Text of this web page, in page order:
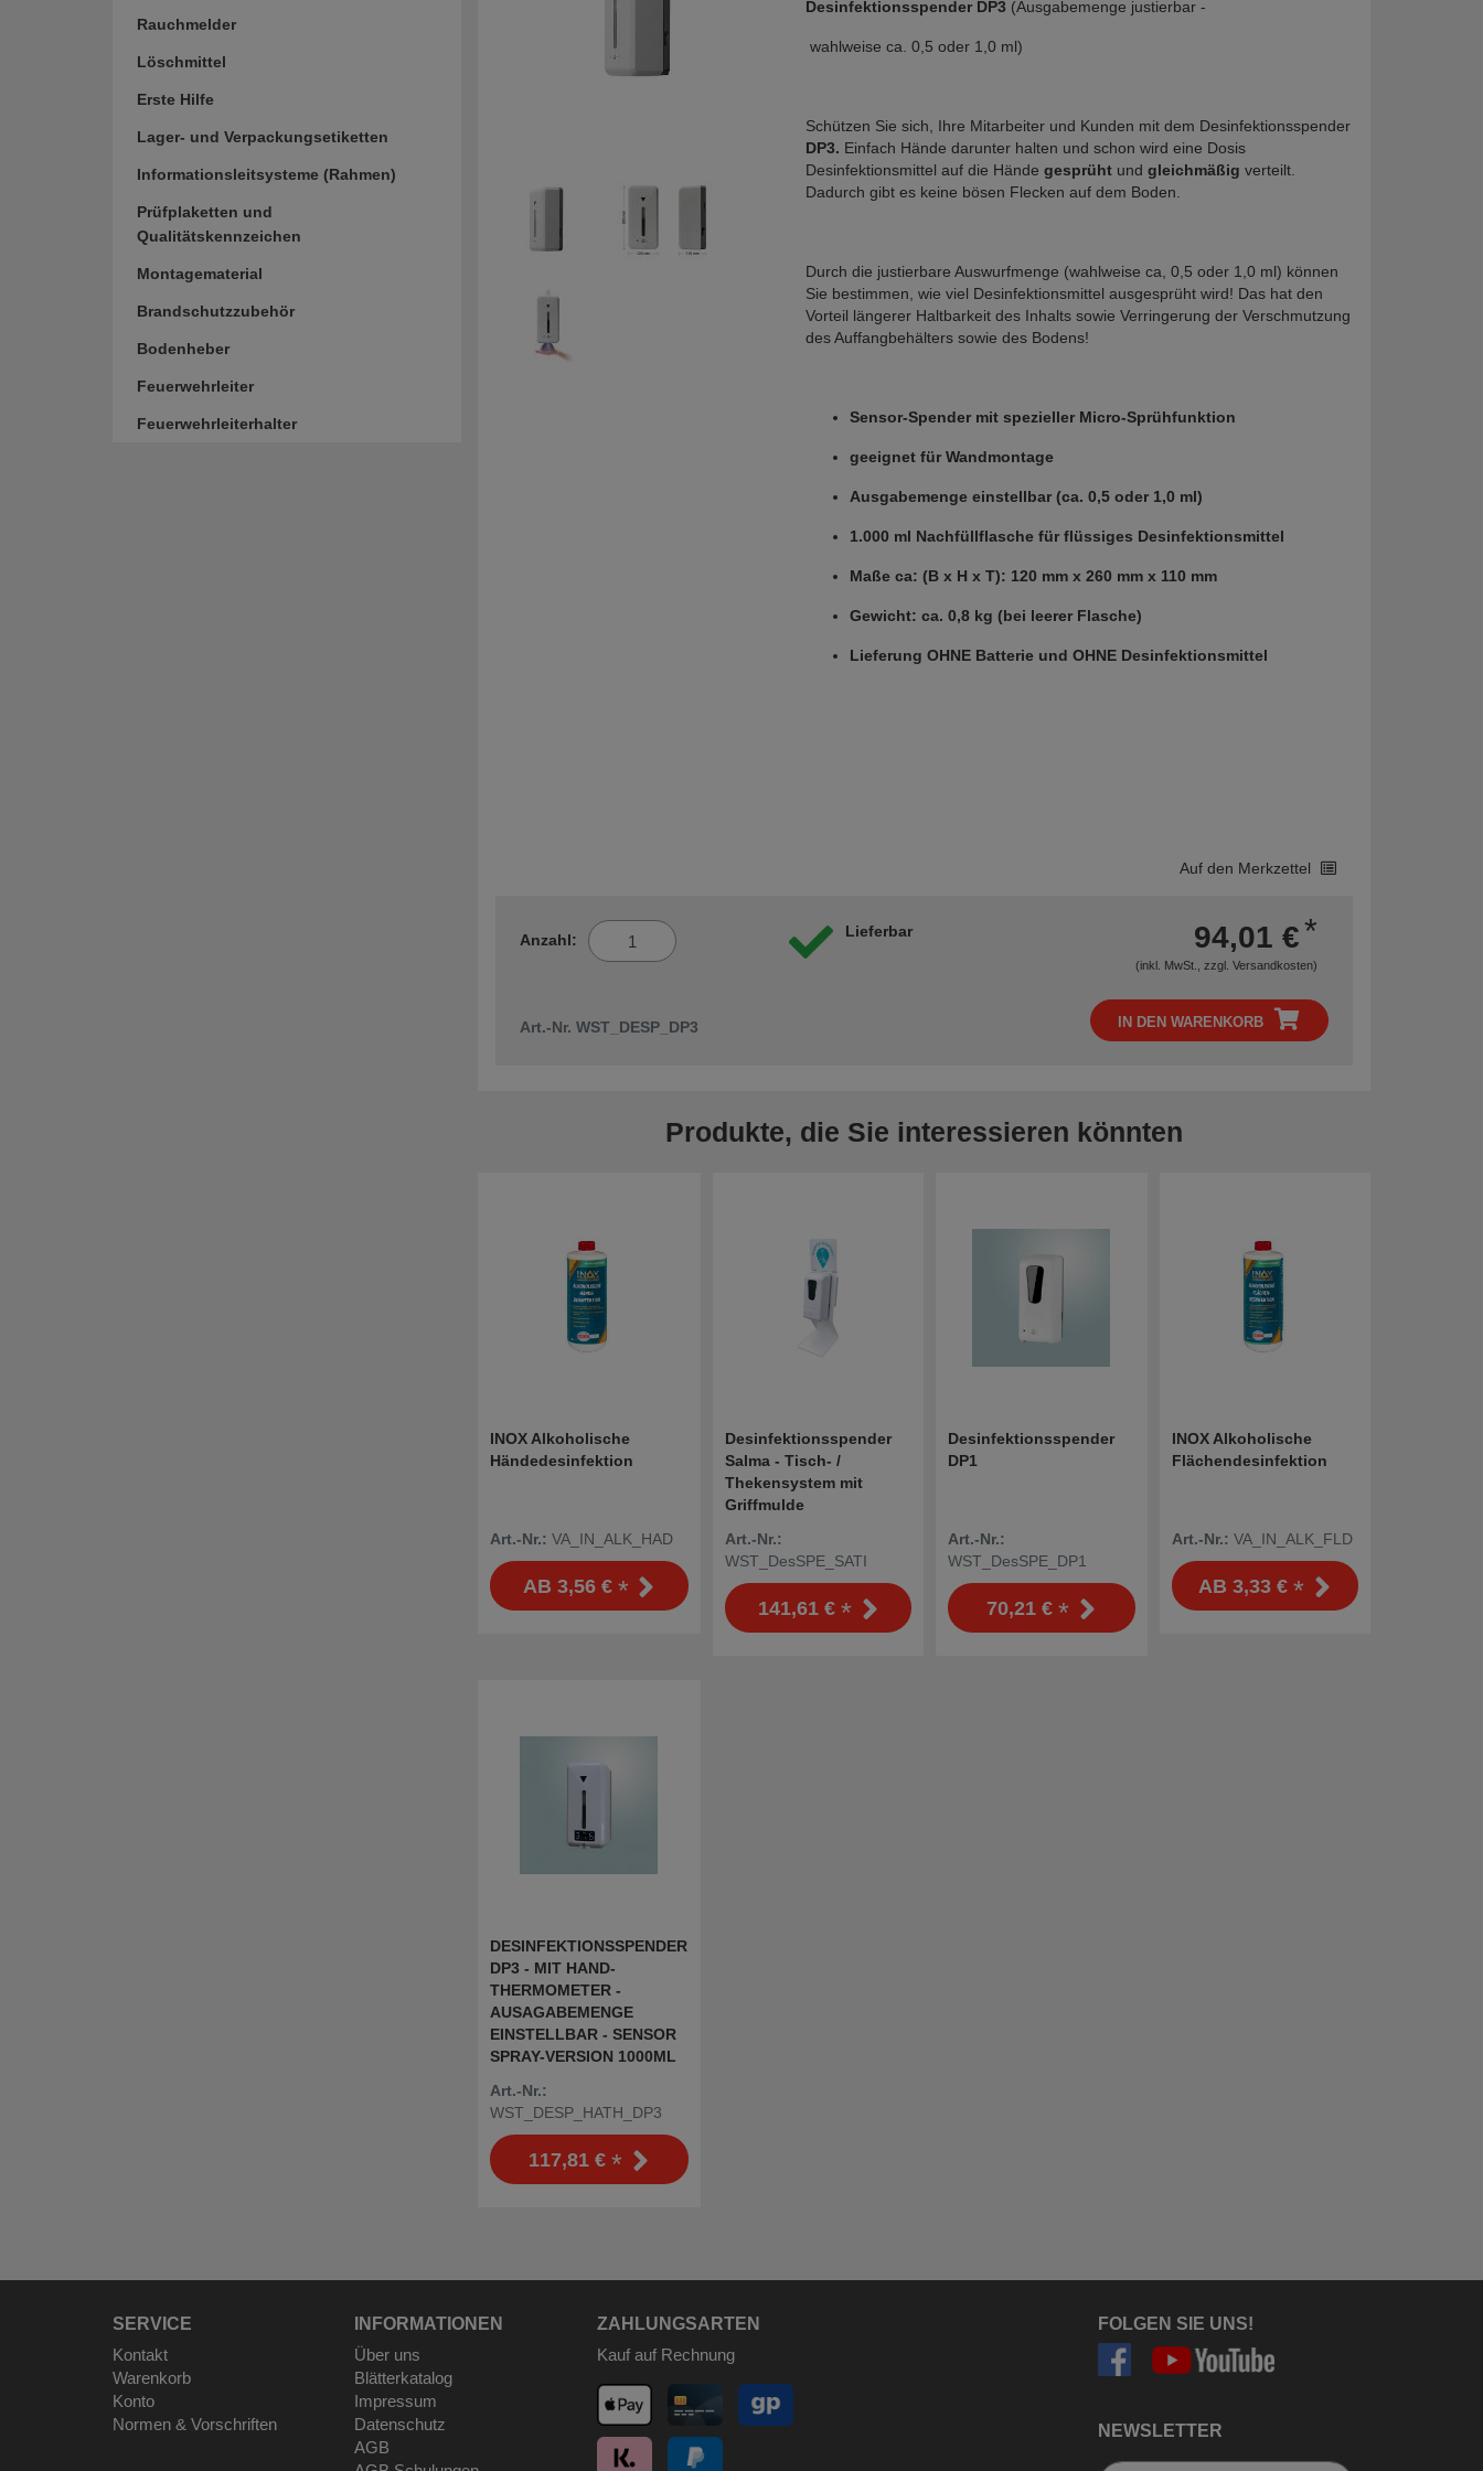
Rauchmelder
Löschmittel
Erste Hilfe
Lager- und Verpackungsetiketten
Informationsleitsysteme (Rahmen)
Prüfplaketten und
Qualitätskennzeichen
Montagematerial
Brandschutzzubehör
Bodenheber
Feuerwehrleiter
Feuerwehrleiterhalter
Desinfektionsspender DP3 (Ausgabemenge justierbar -
wahlweise ca. 0,5 oder 1,0 ml)
Schützen Sie sich, Ihre Mitarbeiter und Kunden mit dem Desinfektionsspender
DP3. Einfach Hände darunter halten und schon wird eine Dosis
Desinfektionsmittel auf die Hände gesprüht und gleichmäßig verteilt.
Dadurch gibt es keine bösen Flecken auf dem Boden.
Durch die justierbare Auswurfmenge (wahlweise ca, 0,5 oder 1,0 ml) können
Sie bestimmen, wie viel Desinfektionsmittel ausgesprüht wird! Das hat den
Vorteil längerer Haltbarkeit des Inhalts sowie Verringerung der Verschmutzung
des Auffangbehälters sowie des Bodens!
Sensor-Spender mit spezieller Micro-Sprühfunktion
geeignet für Wandmontage
Ausgabemenge einstellbar (ca. 0,5 oder 1,0 ml)
1.000 ml Nachfüllflasche für flüssiges Desinfektionsmittel
Maße ca: (B x H x T): 120 mm x 260 mm x 110 mm
Gewicht: ca. 0,8 kg (bei leerer Flasche)
Lieferung OHNE Batterie und OHNE Desinfektionsmittel
Auf den Merkzettel
Anzahl: Lieferbar 94,01 €*
(inkl. MwSt., zzgl. Versandkosten)
Art.-Nr. WST_DESP_DP3 IN DEN WARENKORB
Produkte, die Sie interessieren könnten
INOX Alkoholische
Händedesinfektion
Art.-Nr.: VA_IN_ALK_HAD
AB 3,56 € *
Desinfektionsspender
Salma - Tisch- /
Thekensystem mit
Griffmulde
Art.-Nr.:
WST_DesSPE_SATI
141,61 €*
Desinfektionsspender
DP1
Art.-Nr.:
WST_DesSPE_DP1
70,21 €*
INOX Alkoholische
Flächendesinfektion
Art.-Nr.: VA_IN_ALK_FLD
AB 3,33 €*
DESINFEKTIONSSPENDER
DP3 - MIT HAND-
THERMOMETER -
AUSAGABEMENGE
EINSTELLBAR - SENSOR
SPRAY-VERSION 1000ML
Art.-Nr.:
WST_DESP_HATH_DP3
117,81 €*
SERVICE
Kontakt
Warenkorb
Konto
Normen & Vorschriften
INFORMATIONEN
Über uns
Blätterkatalog
Impressum
Datenschutz
AGB
ZAHLUNGSARTEN
Kauf auf Rechnung
FOLGEN SIE UNS!
NEWSLETTER
Newsletter